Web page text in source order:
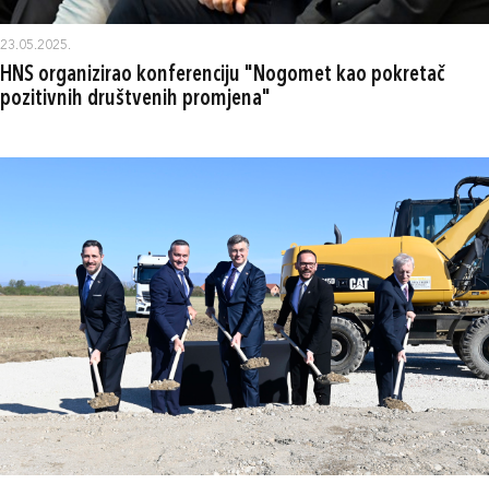
23.05.2025.
HNS organizirao konferenciju "Nogomet kao pokretač
pozitivnih društvenih promjena"